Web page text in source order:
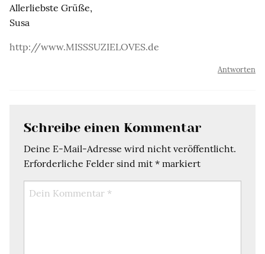
Allerliebste Grüße,
Susa
http://www.MISSSUZIELOVES.de
Antworten
Schreibe einen Kommentar
Deine E-Mail-Adresse wird nicht veröffentlicht.
Erforderliche Felder sind mit * markiert